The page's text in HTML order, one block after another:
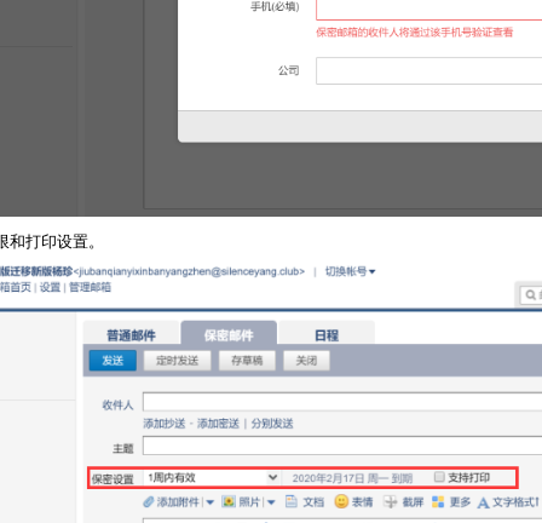
和打印设置。